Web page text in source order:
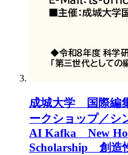
成城大学 国際編
ークショップ／
AI Kafka New
Scholarship 創造